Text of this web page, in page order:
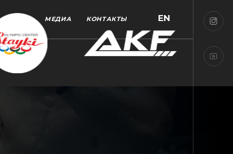
МЕДИА КОНТАКТЫ EN